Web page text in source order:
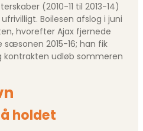
(2010-11 til 2013-14)
Boilesen afslog i juni
hvorefter Ajax fjernede
2015-16; han fik
kontrakten udløb sommeren
holdet